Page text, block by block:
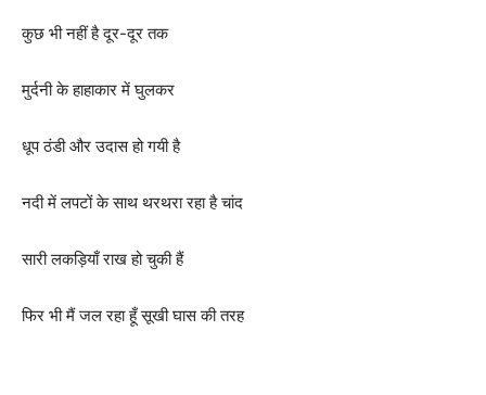
कुछ भी नहीं है दूर-दूर तक
मुर्दनी के हाहाकार में घुलकर
धूप ठंडी और उदास हो गयी है
नदी में लपटों के साथ थरथरा रहा है चांद
सारी लकड़ियाँ राख हो चुकी हैं
फिर भी मैं जल रहा हूँ सूखी घास की तरह